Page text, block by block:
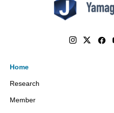
Home
Research
Member